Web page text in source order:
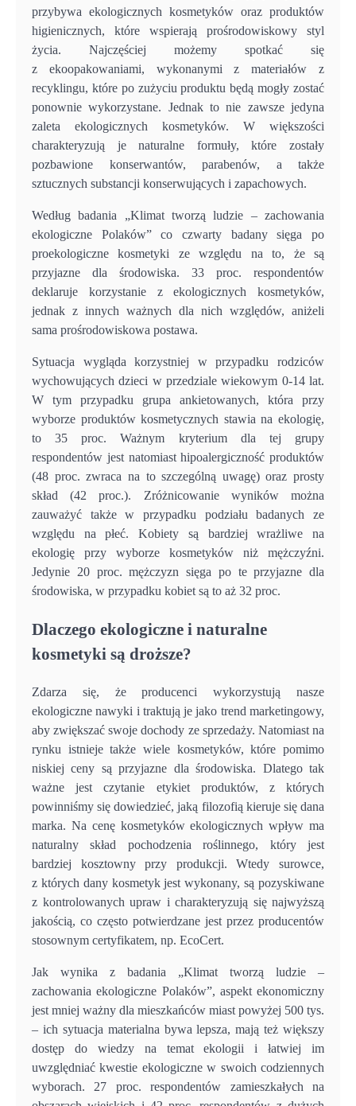
przybywa ekologicznych kosmetyków oraz produktów
higienicznych, które wspierają prośrodowiskowy styl
życia. Najczęściej możemy spotkać się
z ekoopakowaniami, wykonanymi z materiałów z
recyklingu, które po zużyciu produktu będą mogły zostać
ponownie wykorzystane. Jednak to nie zawsze jedyna
zaleta ekologicznych kosmetyków. W większości
charakteryzują je naturalne formuły, które zostały
pozbawione konserwantów, parabenów, a także
sztucznych substancji konserwujących i zapachowych.
Według badania „Klimat tworzą ludzie – zachowania
ekologiczne Polaków” co czwarty badany sięga po
proekologiczne kosmetyki ze względu na to, że są
przyjazne dla środowiska. 33 proc. respondentów
deklaruje korzystanie z ekologicznych kosmetyków,
jednak z innych ważnych dla nich względów, aniżeli
sama prośrodowiskowa postawa.
Sytuacja wygląda korzystniej w przypadku rodziców
wychowujących dzieci w przedziale wiekowym 0-14 lat.
W tym przypadku grupa ankietowanych, która przy
wyborze produktów kosmetycznych stawia na ekologię,
to 35 proc. Ważnym kryterium dla tej grupy
respondentów jest natomiast hipoalergiczność produktów
(48 proc. zwraca na to szczególną uwagę) oraz prosty
skład (42 proc.). Zróżnicowanie wyników można
zauważyć także w przypadku podziału badanych ze
względu na płeć. Kobiety są bardziej wrażliwe na
ekologię przy wyborze kosmetyków niż mężczyźni.
Jedynie 20 proc. mężczyzn sięga po te przyjazne dla
środowiska, w przypadku kobiet są to aż 32 proc.
Dlaczego ekologiczne i naturalne
kosmetyki są droższe?
Zdarza się, że producenci wykorzystują nasze
ekologiczne nawyki i traktują je jako trend marketingowy,
aby zwiększać swoje dochody ze sprzedaży. Natomiast na
rynku istnieje także wiele kosmetyków, które pomimo
niskiej ceny są przyjazne dla środowiska. Dlatego tak
ważne jest czytanie etykiet produktów, z których
powinniśmy się dowiedzieć, jaką filozofią kieruje się dana
marka. Na cenę kosmetyków ekologicznych wpływ ma
naturalny skład pochodzenia roślinnego, który jest
bardziej kosztowny przy produkcji. Wtedy surowce,
z których dany kosmetyk jest wykonany, są pozyskiwane
z kontrolowanych upraw i charakteryzują się najwyższą
jakością, co często potwierdzane jest przez producentów
stosownym certyfikatem, np. EcoCert.
Jak wynika z badania „Klimat tworzą ludzie –
zachowania ekologiczne Polaków”, aspekt ekonomiczny
jest mniej ważny dla mieszkańców miast powyżej 500 tys.
– ich sytuacja materialna bywa lepsza, mają też większy
dostęp do wiedzy na temat ekologii i łatwiej im
uwzględniać kwestie ekologiczne w swoich codziennych
wyborach. 27 proc. respondentów zamieszkałych na